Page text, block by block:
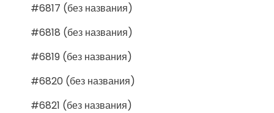
#6817 (без названия)
#6818 (без названия)
#6819 (без названия)
#6820 (без названия)
#6821 (без названия)